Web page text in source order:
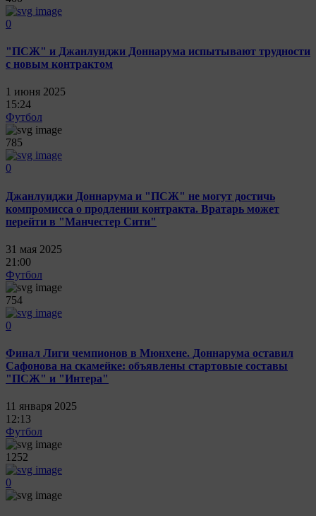
0
"ПСЖ" и Джанлуиджи Доннарума испытывают трудности
с новым контрактом
1 июня 2025
15:24
Футбол
785
0
Джанлуиджи Доннарума и "ПСЖ" не могут достичь
компромисса о продлении контракта. Вратарь может
перейти в "Манчестер Сити"
31 мая 2025
21:00
Футбол
754
0
Финал Лиги чемпионов в Мюнхене. Доннарума оставил
Сафонова на скамейке: объявлены стартовые составы
"ПСЖ" и "Интера"
11 января 2025
12:13
Футбол
1252
0